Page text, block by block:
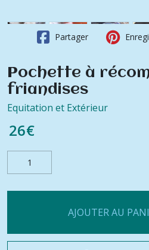
Partager
Pochette à
friandises
Equitation et Extérieur
26€
AJOUTER AU